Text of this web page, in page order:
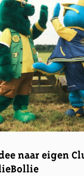
naar eigen